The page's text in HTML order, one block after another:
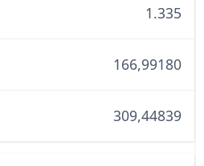
1.335
166,99180
309,44839